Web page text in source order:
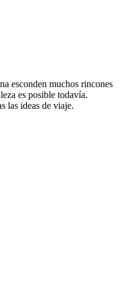
esconden muchos rincones
es posible todavía.
las ideas de viaje.